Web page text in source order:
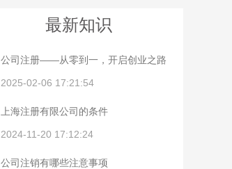
最新知识
公司注册——从零到一，开启创业之路
2025-02-06 17:21:54
上海注册有限公司的条件
2024-11-20 17:12:24
公司注销有哪些注意事项